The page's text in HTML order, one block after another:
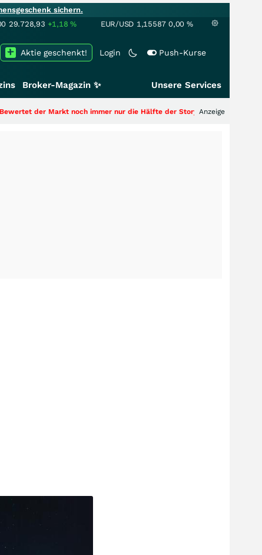
sichern.
29.728,93 +1,18% EUR/USD 1,15587 0,00 %
Login Push-Kurse
Aktie geschenkt!
Broker-Magazin ✨ Unsere Services
noch immer nur die Hälfte der Story?+++ Anzeige